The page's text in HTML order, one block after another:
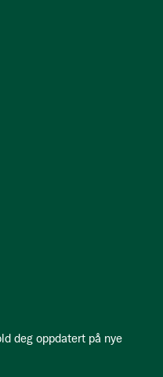
deg oppdatert på nye